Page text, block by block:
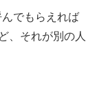
でもらえれば
、それが別の人